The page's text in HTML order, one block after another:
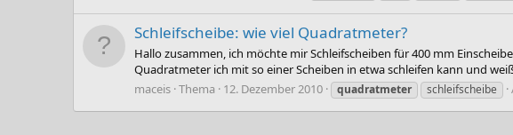
Schleifscheibe: wie viel Quadratmeter?
Hallo zusammen, ich möchte mir Schleifscheiben für 400 mm
Quadratmeter ich mit so einer Scheiben in etwa schleifen kann und
maceis Thema 12. Dezember 2010 quadratmeter schleifscheibe